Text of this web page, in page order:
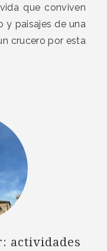
que conviven
y paisajes de una
crucero por esta
actividades